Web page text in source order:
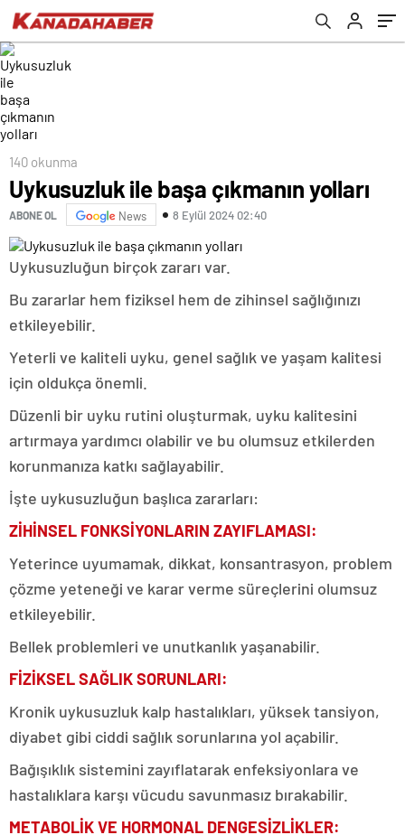
140 okunma
Uykusuzluk ile başa çıkmanın yolları
ABONE OL News 8 Eylül 2024 02:40
Uykusuzluğun birçok zararı var.
Bu zararlar hem fiziksel hem de zihinsel sağlığınızı
etkileyebilir.
Yeterli ve kaliteli uyku, genel sağlık ve yaşam kalitesi
için oldukça önemli.
Düzenli bir uyku rutini oluşturmak, uyku kalitesini
artırmaya yardımcı olabilir ve bu olumsuz etkilerden
korunmanıza katkı sağlayabilir.
İşte uykusuzluğun başlıca zararları:
ZİHİNSEL FONKSİYONLARIN ZAYIFLAMASI:
Yeterince uyumamak, dikkat, konsantrasyon, problem
çözme yeteneği ve karar verme süreçlerini olumsuz
etkileyebilir.
Bellek problemleri ve unutkanlık yaşanabilir.
FİZİKSEL SAĞLIK SORUNLARI:
Kronik uykusuzluk kalp hastalıkları, yüksek tansiyon,
diyabet gibi ciddi sağlık sorunlarına yol açabilir.
Bağışıklık sistemini zayıflatarak enfeksiyonlara ve
hastalıklara karşı vücudu savunmasız bırakabilir.
METABOLİK VE HORMONAL DENGESİZLİKLER: